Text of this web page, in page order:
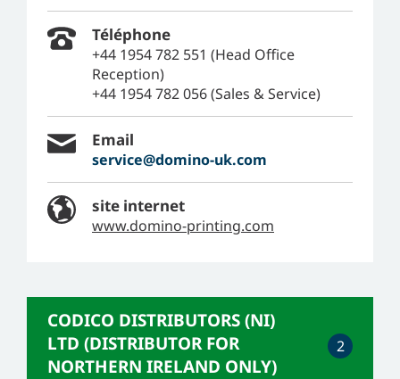
Téléphone
+44 1954 782 551 (Head Office
Reception)
+44 1954 782 056 (Sales & Service)
Email
service@domino-uk.com
site internet
www.domino-printing.com
CODICO DISTRIBUTORS (NI)
LTD (DISTRIBUTOR FOR
NORTHERN IRELAND ONLY)
2